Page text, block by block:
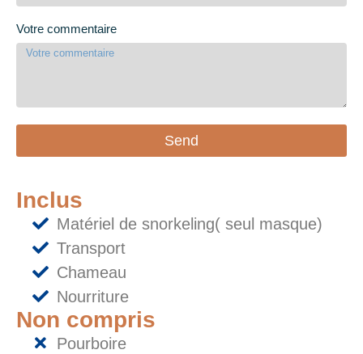
Votre commentaire
Send
Inclus
Matériel de snorkeling( seul masque)
Transport
Chameau
Nourriture
Non compris
Pourboire